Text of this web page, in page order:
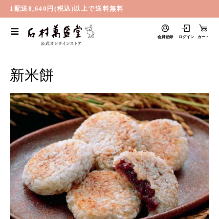
1配送8,640円(税込)以上で送料無料
会員登録 ログイン カート
新米餅